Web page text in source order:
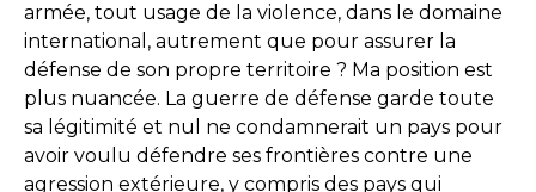
armée, tout usage de la violence, dans le domaine
international, autrement que pour assurer la
défense de son propre territoire ? Ma position est
plus nuancée. La guerre de défense garde toute
sa légitimité et nul ne condamnerait un pays pour
avoir voulu défendre ses frontières contre une
agression extérieure, y compris des pays qui